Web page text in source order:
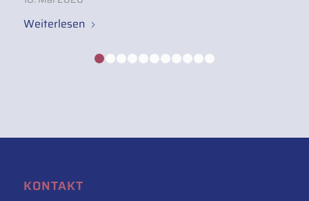
Weiterlesen
1 2 3 4 5
KONTAKT